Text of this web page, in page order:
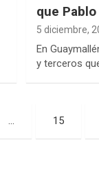
que
5 diciembre,
En
y terceros
… 15